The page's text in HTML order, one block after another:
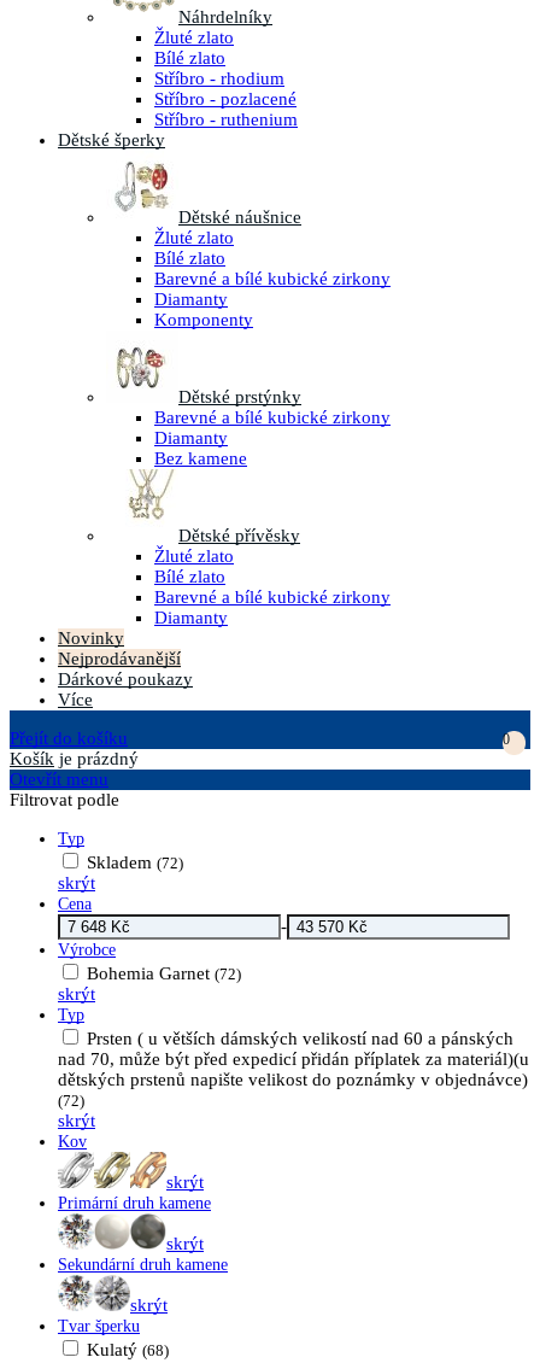
Náhrdelníky
Žluté zlato
Bílé zlato
Stříbro - rhodium
Stříbro - pozlacené
Stříbro - ruthenium
Dětské šperky
Dětské náušnice
Žluté zlato
Bílé zlato
Barevné a bílé kubické zirkony
Diamanty
Komponenty
Dětské prstýnky
Barevné a bílé kubické zirkony
Diamanty
Bez kamene
Dětské přívěsky
Žluté zlato
Bílé zlato
Barevné a bílé kubické zirkony
Diamanty
Novinky
Nejprodávanější
Dárkové poukazy
Více
Přejít do košíku
0
Košík je prázdný
Otevřít menu
Filtrovat podle
Typ
Skladem (72)
skrýt
Cena
-
Výrobce
Bohemia Garnet (72)
skrýt
Typ
Prsten ( u větších dámských velikostí nad 60 a pánských
nad 70, může být před expedicí přidán příplatek za materiál)(u
dětských prstenů napište velikost do poznámky v objednávce)
(72)
skrýt
Kov
skrýt
Primární druh kamene
skrýt
Sekundární druh kamene
skrýt
Tvar šperku
Kulatý (68)